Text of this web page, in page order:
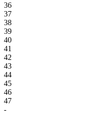
36
37
38
39
40
41
42
43
44
45
46
47
-